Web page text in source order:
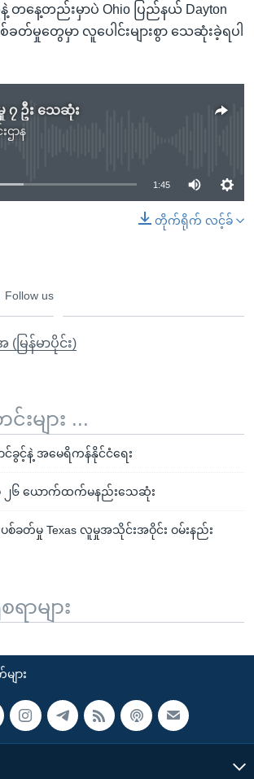
တနေ့တည်းမှာပဲ Ohio ပြည်နယ် Dayton
တ်မှုတွေမှာ လူပေါင်းများစွာ သေဆုံးခဲ့ရပါ
၇ ဦး သေဆုံး
ာန
source currently available
1:45
တိုက်ရိုက် လင့်ခ်
Follow us
မြန်မာပိုင်း)
များ ...
င့်နဲ့ အမေရိကန်နိုင်ငံရေး
၆ ယောက်ထက်မနည်းသေဆုံး
ခတ်မှု Texas လူမှုအသိုင်းအဝိုင်း ဝမ်းနည်း
ာများ
ား